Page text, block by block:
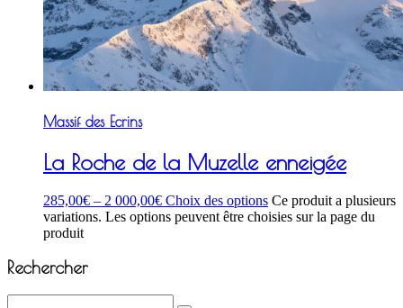
Massif des Ecrins
La Roche de la Muzelle enneigée
285,00€ – 2 000,00€ Choix des options Ce produit a plusieurs
variations. Les options peuvent être choisies sur la page du
produit
Rechercher